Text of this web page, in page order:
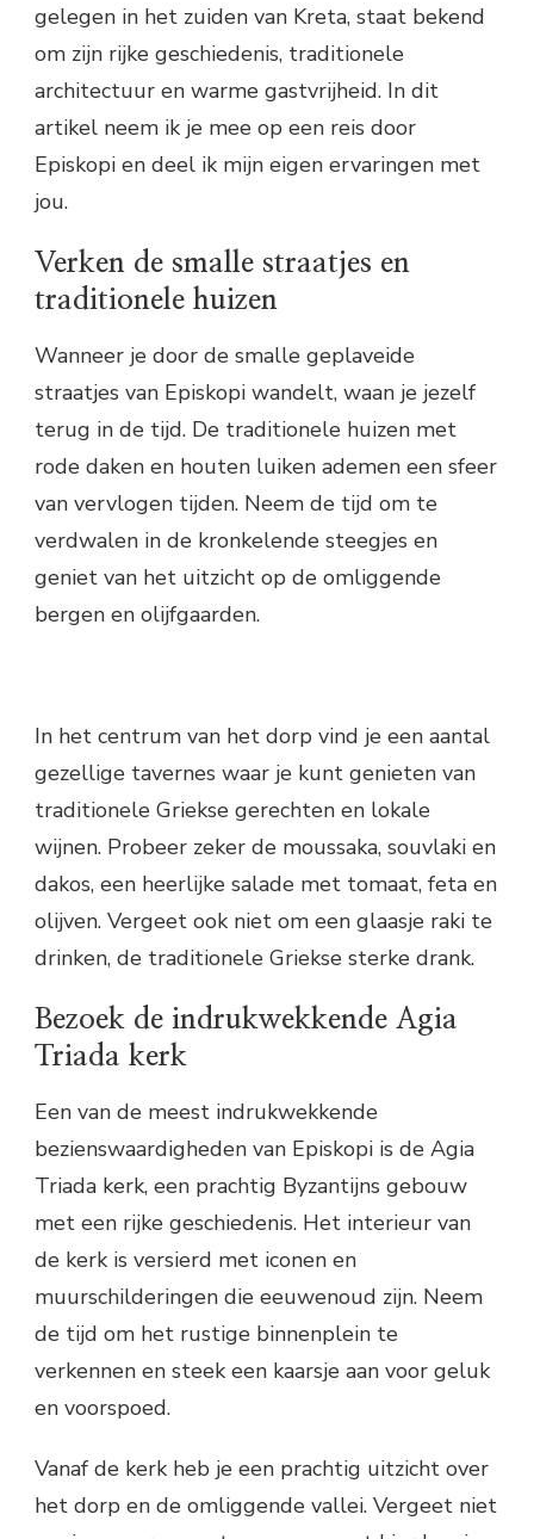
gelegen in het zuiden van Kreta, staat bekend
om zijn rijke geschiedenis, traditionele
architectuur en warme gastvrijheid. In dit
artikel neem ik je mee op een reis door
Episkopi en deel ik mijn eigen ervaringen met
jou.
Verken de smalle straatjes en
traditionele huizen
Wanneer je door de smalle geplaveide
straatjes van Episkopi wandelt, waan je jezelf
terug in de tijd. De traditionele huizen met
rode daken en houten luiken ademen een sfeer
van vervlogen tijden. Neem de tijd om te
verdwalen in de kronkelende steegjes en
geniet van het uitzicht op de omliggende
bergen en olijfgaarden.
In het centrum van het dorp vind je een aantal
gezellige tavernes waar je kunt genieten van
traditionele Griekse gerechten en lokale
wijnen. Probeer zeker de moussaka, souvlaki en
dakos, een heerlijke salade met tomaat, feta en
olijven. Vergeet ook niet om een glaasje raki te
drinken, de traditionele Griekse sterke drank.
Bezoek de indrukwekkende Agia
Triada kerk
Een van de meest indrukwekkende
bezienswaardigheden van Episkopi is de Agia
Triada kerk, een prachtig Byzantijns gebouw
met een rijke geschiedenis. Het interieur van
de kerk is versierd met iconen en
muurschilderingen die eeuwenoud zijn. Neem
de tijd om het rustige binnenplein te
verkennen en steek een kaarsje aan voor geluk
en voorspoed.
Vanaf de kerk heb je een prachtig uitzicht over
het dorp en de omliggende vallei. Vergeet niet